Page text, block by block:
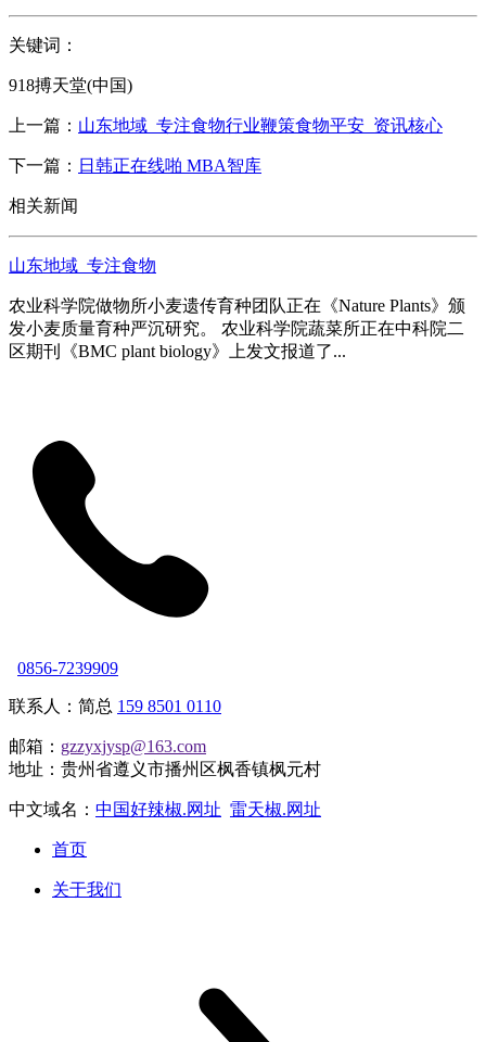
关键词：
918搏天堂(中国)
上一篇： 山东地域_专注食物行业鞭策食物平安_资讯核心
下一篇： 日韩正在线啪 MBA智库
相关新闻
山东地域_专注食物
农业科学院做物所小麦遗传育种团队正在《Nature Plants》颁
发小麦质量育种严沉研究。 农业科学院蔬菜所正在中科院二
区期刊《BMC plant biology》上发文报道了...
0856-7239909
联系人：简总 159 8501 0110
邮箱： gzzyxjysp@163.com
地址：贵州省遵义市播州区枫香镇枫元村
中文域名： 中国好辣椒.网址 雷天椒.网址
首页
关于我们